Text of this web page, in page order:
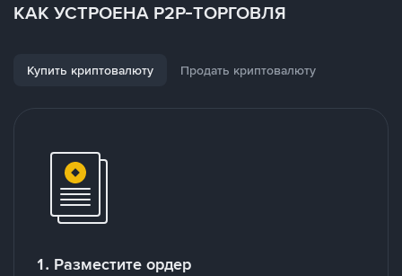
КАК УСТРОЕНА P2P-ТОРГОВЛЯ
Купить криптовалюту Продать криптовалюту
1. Разместите ордер